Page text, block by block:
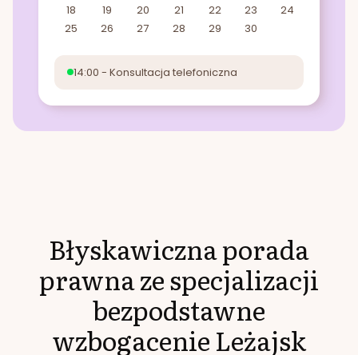
18
19 20 21 22 23
24
25
26 27 28 29 30
14:00 - Konsultacja telefoniczna
Błyskawiczna porada
prawna ze specjalizacji
bezpodstawne
wzbogacenieLeżajsk